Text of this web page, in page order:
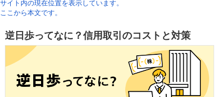
サイト内の現在位置を表示しています。
ここから本文です。
逆日歩ってなに？信用取引のコストと対策